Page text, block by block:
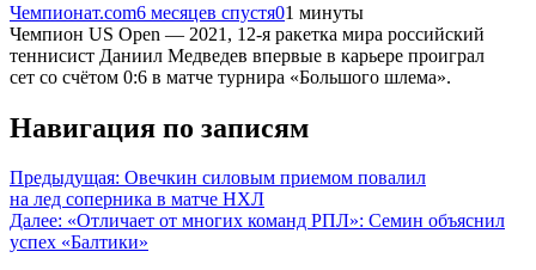
Чемпионат.com6 месяцев спустя01 минуты
Чемпион US Open — 2021, 12-я ракетка мира российский
теннисист Даниил Медведев впервые в карьере проиграл
сет со счётом 0:6 в матче турнира «Большого шлема».
Навигация по записям
Предыдущая: Овечкин силовым приемом повалил
на лед соперника в матче НХЛ
Далее: «Отличает от многих команд РПЛ»: Семин объяснил
успех «Балтики»